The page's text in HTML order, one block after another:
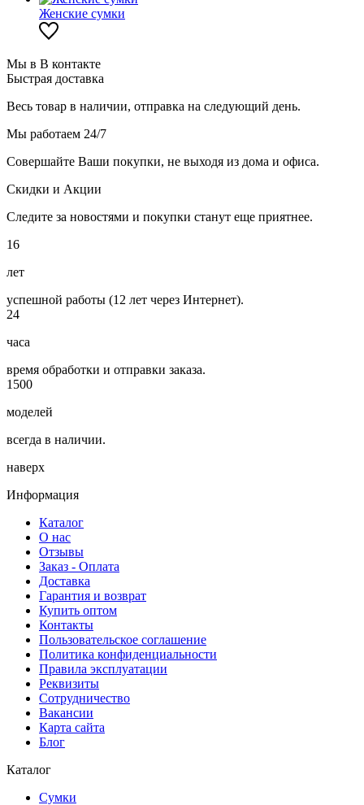
Женские сумки
Мы в В контакте
Быстрая доставка
Весь товар в наличии, отправка на следующий день.
Мы работаем 24/7
Совершайте Ваши покупки, не выходя из дома и офиса.
Скидки и Акции
Следите за новостями и покупки станут еще приятнее.
16
лет
успешной работы (12 лет через Интернет).
24
часа
время обработки и отправки заказа.
1500
моделей
всегда в наличии.
наверх
Информация
Каталог
О нас
Отзывы
Заказ - Оплата
Доставка
Гарантия и возврат
Купить оптом
Контакты
Пользовательское соглашение
Политика конфиденциальности
Правила эксплуатации
Реквизиты
Сотрудничество
Вакансии
Карта сайта
Блог
Каталог
Сумки